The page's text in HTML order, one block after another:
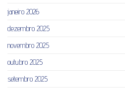
janeiro 2026
dezembro 2025
novembro 2025
outubro 2025
setembro 2025